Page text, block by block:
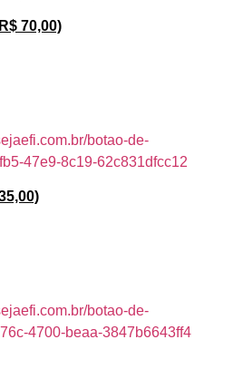
R$ 70,00)
botao-de-
47e9-8c19-62c831dfcc12
botao-de-
4700-beaa-3847b6643ff4